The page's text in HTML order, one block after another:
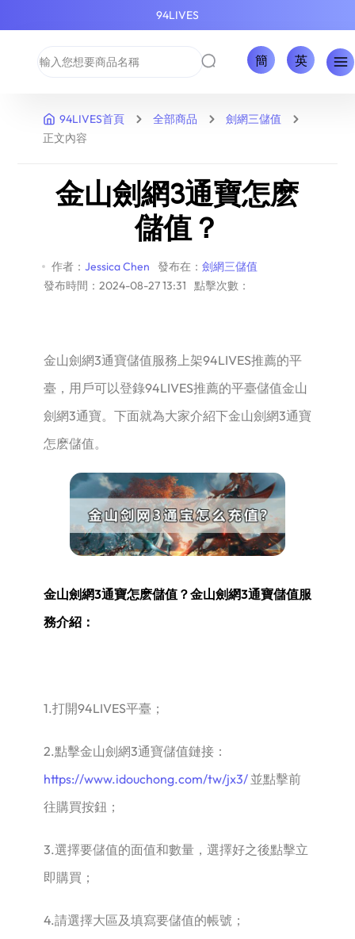
94LIVES
簡 英
94LIVES首頁 全部商品
劍網三儲值
正文內容
金山劍網3通寶怎麽
儲值？
作者： Jessica Chen 發布在： 劍網三儲值
發布時間：2024-08-27 13:31
點擊次數：
金山劍網3通寶儲值服務上架94LIVES推薦的平
臺，用戶可以登錄94LIVES推薦的平臺儲值金山
劍網3通寶。下面就為大家介紹下金山劍網3通寶
怎麽儲值。
金山劍網3通寶怎麽儲值？金山劍網3通寶儲值服
務介紹：
1.打開94LIVES平臺；
2.點擊金山劍網3通寶儲值鏈接：
https://www.idouchong.com/tw/jx3/並點擊前
往購買按鈕；
3.選擇要儲值的面值和數量，選擇好之後點擊立
即購買；
4.請選擇大區及填寫要儲值的帳號；